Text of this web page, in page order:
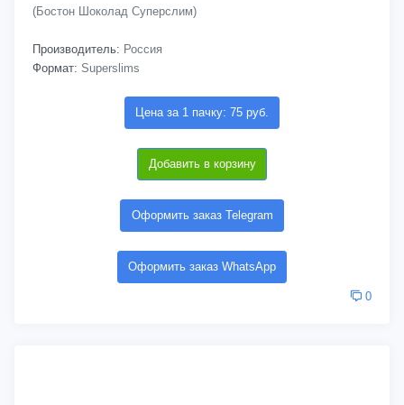
(Бостон Шоколад Суперслим)
Производитель: Россия
Формат: Superslims
Цена за 1 пачку: 75 руб.
Добавить в корзину
Оформить заказ Telegram
Оформить заказ WhatsApp
0